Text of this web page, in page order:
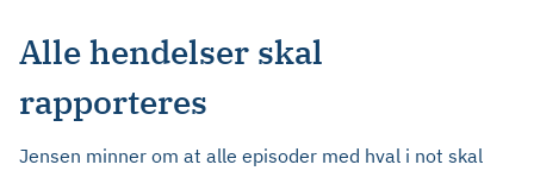
Alle hendelser skal
rapporteres
Jensen minner om at alle episoder med hval i not skal